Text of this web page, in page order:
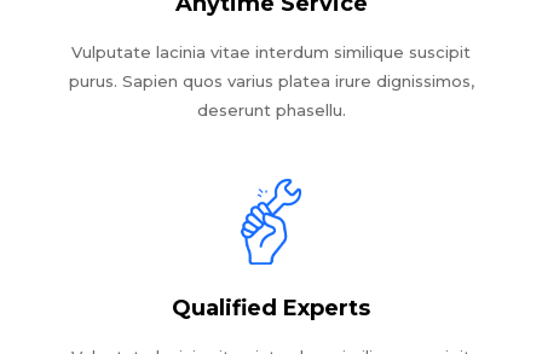
Vulputate lacinia vitae interdum similique suscipit
purus. Sapien quos varius platea irure dignissimos,
deserunt phasellu.
Qualified Experts